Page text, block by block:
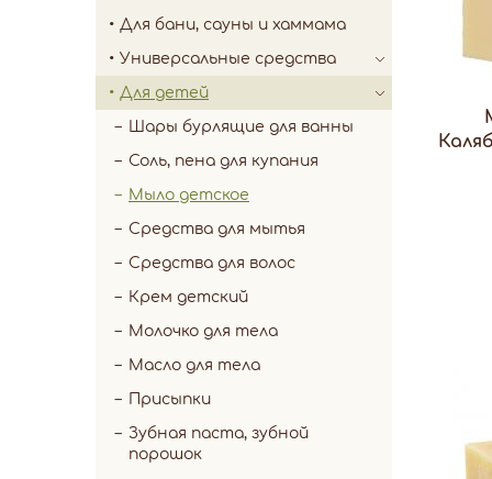
Для бани, сауны и хаммама
Универсальные средства
Для детей
Шары бурлящие для ванны
Соль, пена для купания
Мыло детское
Средства для мытья
Средства для волос
Крем детский
Молочко для тела
Масло для тела
Присыпки
Зубная паста, зубной
порошок